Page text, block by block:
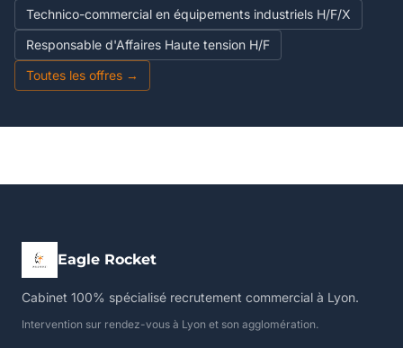
Technico-commercial en équipements industriels H/F/X
Responsable d'Affaires Haute tension H/F
Toutes les offres →
Eagle Rocket
Cabinet 100% spécialisé recrutement commercial à Lyon.
Intervention sur rendez-vous à Lyon et son agglomération.